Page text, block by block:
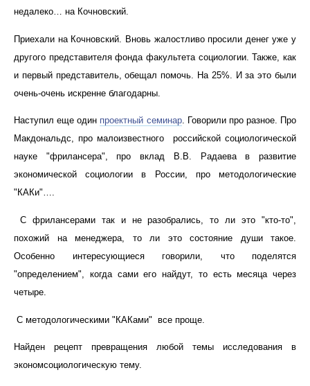
недалеко… на Кочновский.
Приехали на Кочновский. Вновь жалостливо просили денег уже у
другого представителя фонда факультета социологии. Также, как
и первый представитель, обещал помочь. На 25%. И за это были
очень-очень искренне благодарны.
Наступил еще один проектный семинар. Говорили про разное. Про
Макдональдс, про малоизвестного российской социологической
науке "фрилансера", про вклад В.В. Радаева в развитие
экономической социологии в России, про методологические
"КАКи"….
С фрилансерами так и не разобрались, то ли это "кто-то",
похожий на менеджера, то ли это состояние души такое.
Особенно интересующиеся говорили, что поделятся
"определением", когда сами его найдут, то есть месяца через
четыре.
С методологическими "КАКами" все проще.
Найден рецепт превращения любой темы исследования в
экономсоциологическую тему.